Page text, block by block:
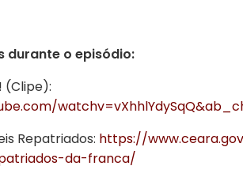
durante o episódio:
(Clipe):
Repatriados: https://
da-franca/